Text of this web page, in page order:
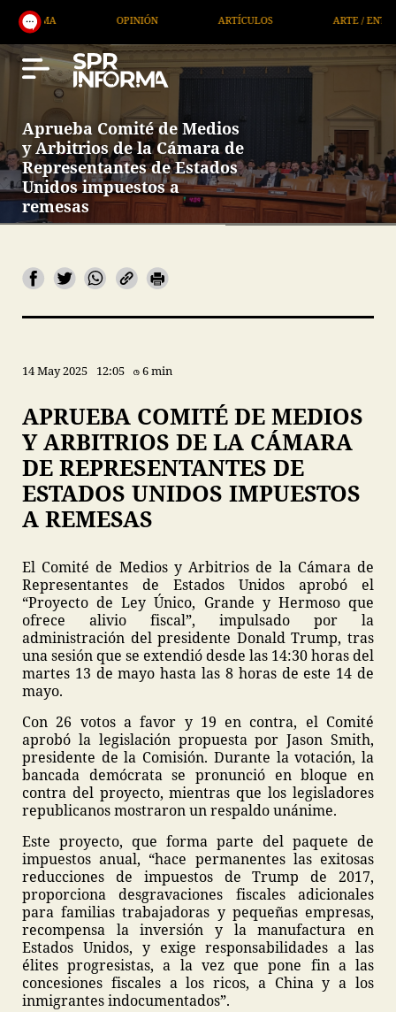
OPINIÓN ARTÍCULOS ARTE / ENTRETENIMIENTO
Aprueba Comité de Medios
y Arbitrios de la Cámara de
Representantes de Estados
Unidos impuestos a
remesas
14 May 2025 12:05 6 min
APRUEBA COMITÉ DE MEDIOS
Y ARBITRIOS DE LA CÁMARA
DE REPRESENTANTES DE
ESTADOS UNIDOS IMPUESTOS
A REMESAS
El Comité de Medios y Arbitrios de la Cámara de
Representantes de Estados Unidos aprobó el
“Proyecto de Ley Único, Grande y Hermoso que
ofrece alivio fiscal”, impulsado por la
administración del presidente Donald Trump, tras
una sesión que se extendió desde las 14:30 horas del
martes 13 de mayo hasta las 8 horas de este 14 de
mayo.
Con 26 votos a favor y 19 en contra, el Comité
aprobó la legislación propuesta por Jason Smith,
presidente de la Comisión. Durante la votación, la
bancada demócrata se pronunció en bloque en
contra del proyecto, mientras que los legisladores
republicanos mostraron un respaldo unánime.
Este proyecto, que forma parte del paquete de
impuestos anual, “hace permanentes las exitosas
reducciones de impuestos de Trump de 2017,
proporciona desgravaciones fiscales adicionales
para familias trabajadoras y pequeñas empresas,
recompensa la inversión y la manufactura en
Estados Unidos, y exige responsabilidades a las
élites progresistas, a la vez que pone fin a las
concesiones fiscales a los ricos, a China y a los
inmigrantes indocumentados”.